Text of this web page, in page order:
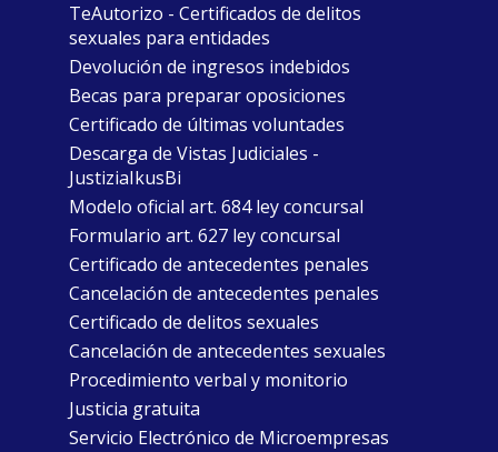
TeAutorizo - Certificados de delitos
sexuales para entidades
Devolución de ingresos indebidos
Becas para preparar oposiciones
Certificado de últimas voluntades
Descarga de Vistas Judiciales -
JustiziaIkusBi
Modelo oficial art. 684 ley concursal
Formulario art. 627 ley concursal
Certificado de antecedentes penales
Cancelación de antecedentes penales
Certificado de delitos sexuales
Cancelación de antecedentes sexuales
Procedimiento verbal y monitorio
Justicia gratuita
Servicio Electrónico de Microempresas